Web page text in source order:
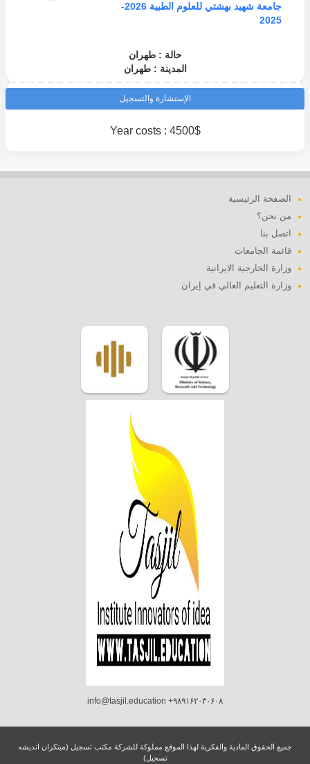
جامعة شهيد بهشتي للعلوم الطبية 2026-
2025
حالة : طهران
المدينة : طهران
الإستشارة والتسجيل
Year costs : 4500$
الصفحة الرئيسية
من نحن؟
اتصل بنا
قائمة الجامعات
وزارة الخارجية الايرانية
وزارة التعليم العالي في إيران
info@tasjil.education +۹۸۹۱۶۲۰۳۰۶۰۸
جميع الحقوق المادية والفكرية لهذا الموقع مملوكة للشركة مكتب تسجيل (مبتکران اندیشه
تسجیل)